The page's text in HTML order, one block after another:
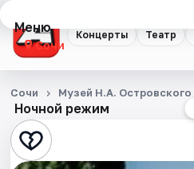
Концерты Театр
Меню
Сочи
Концерты
Театр
Стендап
Ночной режим
Сочи Музей Н.А. Островского